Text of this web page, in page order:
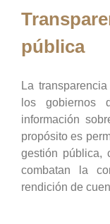
pública
La
los gobiernos
información
propósito es
gestión pública,
combatan la
rendición de